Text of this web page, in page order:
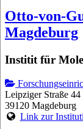
Otto-von-
Magdeburg
Institit für
Leipziger Straße 44
39120 Magdeburg
Link zur